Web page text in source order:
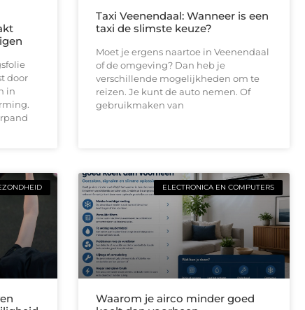
door
in
Taxi Veenendaal: Wanneer is een
taxi de slimste keuze?
Moet je ergens naartoe in Veenendaal
of de omgeving? Dan heb je
verschillende mogelijkheden om te
reizen. Je kunt de auto nemen. Of
gebruikmaken van
ELECTRONICA EN COMPUTERS
Waarom je airco minder goed